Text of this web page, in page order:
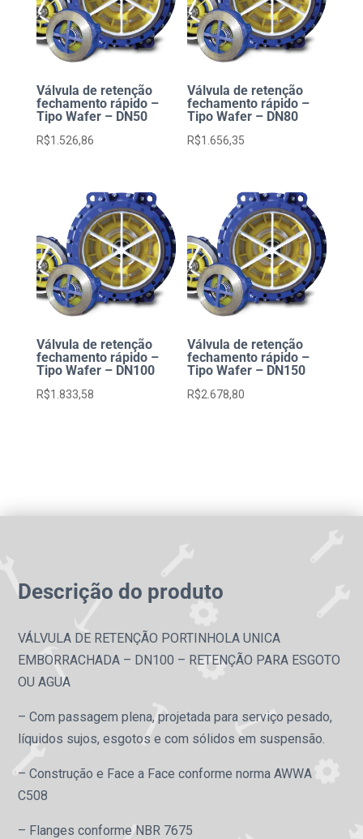
Válvula de retenção
fechamento rápido –
Tipo Wafer – DN50
R$1.526,86
Válvula de retenção
fechamento rápido –
Tipo Wafer – DN80
R$1.656,35
Válvula de retenção
fechamento rápido –
Tipo Wafer – DN100
R$1.833,58
Válvula de retenção
fechamento rápido –
Tipo Wafer – DN150
R$2.678,80
Descrição do produto
VÁLVULA DE RETENÇÃO PORTINHOLA UNICA
EMBORRACHADA – DN100 – RETENÇÃO PARA ESGOTO
OU AGUA
– Com passagem plena, projetada para serviço pesado,
líquidos sujos, esgotos e com sólidos em suspensão.
– Construção e Face a Face conforme norma AWWA
C508
– Flanges conforme NBR 7675